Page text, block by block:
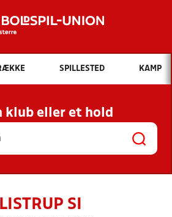
Hvad vil du søge efter?
INDHOLD OG NYHEDER
KLUBBER OG
HOLD
SPILLESTED KAMP
klub eller et hold
SI